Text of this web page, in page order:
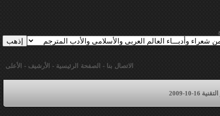
الاتصال بنا - الصفحة الرئيسية - الأرشيف - الأعلى
10-2009